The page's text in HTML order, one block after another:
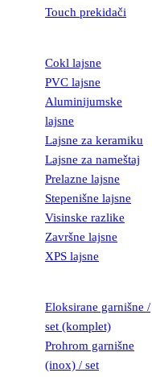
Touch prekidači
Cokl lajsne
PVC lajsne
Aluminijumske
lajsne
Lajsne za keramiku
Lajsne za nameštaj
Prelazne lajsne
Stepenišne lajsne
Visinske razlike
Završne lajsne
XPS lajsne
Eloksirane garnišne /
set (komplet)
Prohrom garnišne
(inox) / set